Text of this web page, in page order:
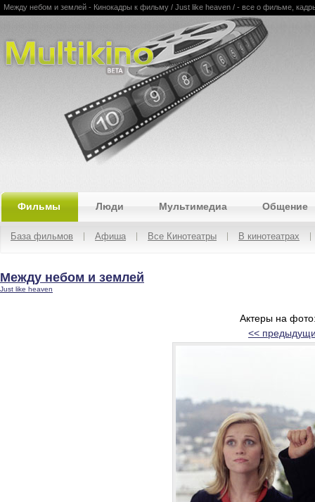
Multikino
Между небом и землей - Кинокадры к фильму / Just like heaven / - все о фильме,
Фильмы Люди Мультимедиа Общение
База фильмов Афиша Все Кинотеатры В кинотеатрах
Между небом и землей
Just like heaven
Актеры на
<<